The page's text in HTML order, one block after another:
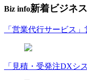
Biz info新着ビジネ
「営業代行サービス
「見積・受発注DXシ